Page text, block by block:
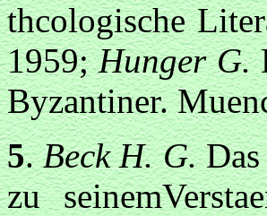
thcologische
1959;Hunger G.
Byzantiner.
5.Beck H. G.Das
zu